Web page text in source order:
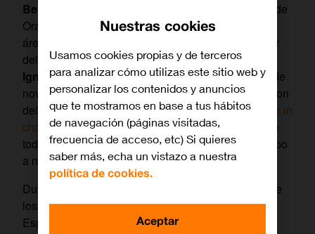
Berta Durán
, actual directora de Talento y Cultura de
Orange España, asumirá la Dirección General del
área de Recursos Humanos de la compañía a partir
del próximo 1 de noviembre. Durán sustituye así a
Ignacio de Orúe, que se incorporará también el 1 de
noviembre a la Dirección de People & Transformation
del Grupo Orange como ‘Deputy chief people officer in
charge of International’, responsabilizándose así de
todas las actividades de recursos humanos del grupo
a nivel internacional, excepto Francia.
Durán asumirá así la máxima responsabilidad sobre
los recursos humanos de la filial de Orange en
España.
Nuestras cookies
Usamos cookies propias y de terceros
para analizar cómo utilizas este sitio web y
personalizar los contenidos y anuncios
que te mostramos en base a tus hábitos
de navegación (páginas visitadas,
frecuencia de acceso, etc) Si quieres
saber más, echa un vistazo a nuestra
política de cookies.
Aceptar